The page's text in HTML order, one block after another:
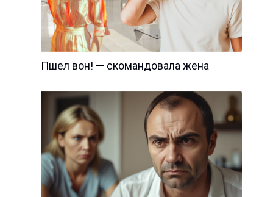
Пшел вон! — скомандовала жена